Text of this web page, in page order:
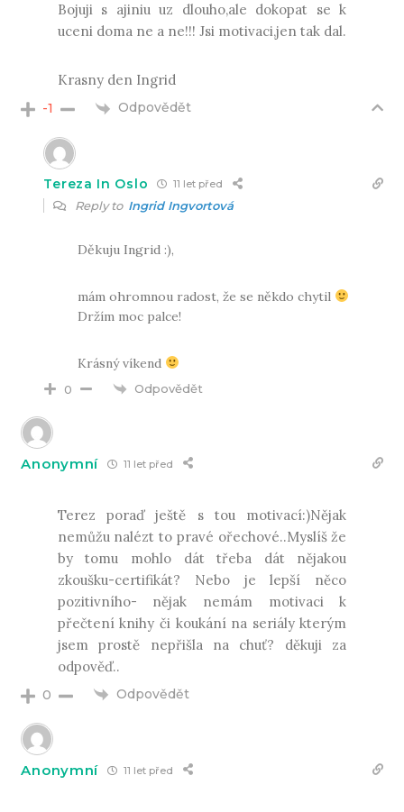
Bojuji s ajiniu uz dlouho,ale dokopat se k
uceni doma ne a ne!!! Jsi motivaci,jen tak dal.
Krasny den Ingrid
-1 Odpovědět
Tereza In Oslo 11 let před
Reply to Ingrid Ingvortová
Děkuju Ingrid :),
mám ohromnou radost, že se někdo chytil
Držím moc palce!
Krásný víkend
0 Odpovědět
Anonymní 11 let před
Terez poraď ještě s tou motivací:)Nějak
nemůžu nalézt to pravé ořechové..Myslíš že
by tomu mohlo dát třeba dát nějakou
zkoušku-certifikát? Nebo je lepší něco
pozitivního- nějak nemám motivaci k
přečtení knihy či koukání na seriály kterým
jsem prostě nepřišla na chuť? děkuji za
odpověď..
0 Odpovědět
Anonymní 11 let před